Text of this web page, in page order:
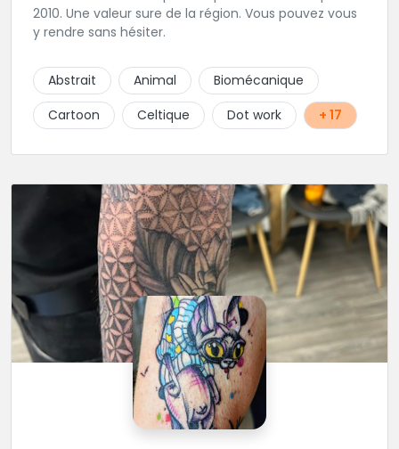
2010. Une valeur sure de la région. Vous pouvez vous
y rendre sans hésiter.
Abstrait Animal
Biomécanique
Cartoon
Celtique Dot work + 17